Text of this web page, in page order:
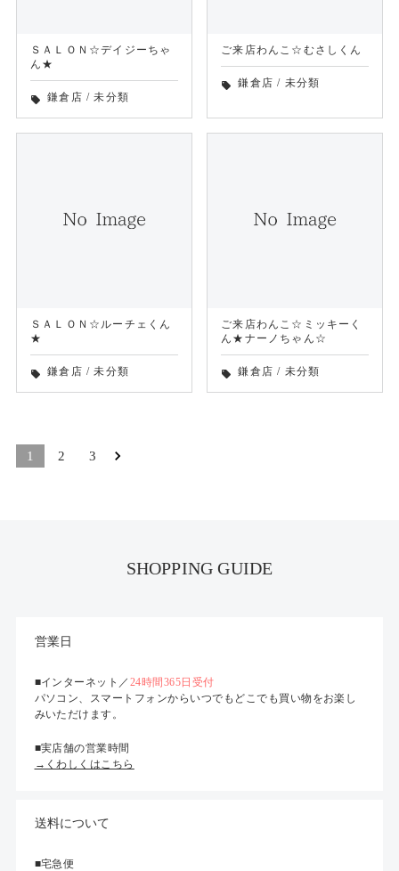
ＳＡＬＯＮ☆デイジーちゃ
ん★
local_offer 鎌倉店 /未分類
ご来店わんこ☆むさしくん
local_offer 鎌倉店 / 未分類
ＳＡＬＯＮ☆ルーチェくん
★
local_offer 鎌倉店 /未分類
ご来店わんこ☆ミッキーく
ん★ナーノちゃん☆
local_offer 鎌倉店 / 未分類
1 2 3
SHOPPING GUIDE
営業日
■インターネット／ 24時間365日受付
パソコン、スマートフォンからいつでもどこでも買い物をお楽し
みいただけます。
■実店舗の営業時間
→くわしくはこちら
送料について
■宅急便